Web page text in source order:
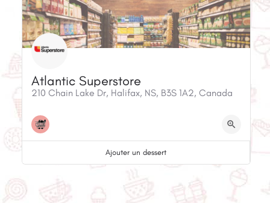
Atlantic Superstore
210 Chain Lake Dr, Halifax, NS, B3S 1A2, Canada
Ajouter un dessert